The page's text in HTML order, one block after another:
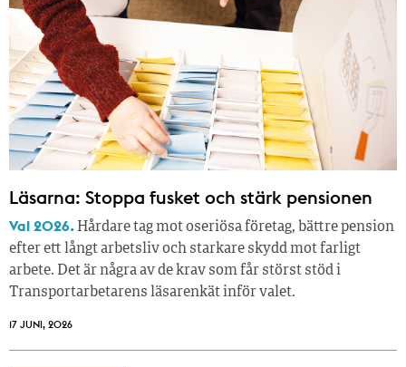
Läsarna: Stoppa fusket och stärk pensionen
Val 2026. Hårdare tag mot oseriösa företag, bättre pension
efter ett långt arbetsliv och starkare skydd mot farligt
arbete. Det är några av de krav som får störst stöd i
Transportarbetarens läsar­enkät inför valet.
17 JUNI, 2026